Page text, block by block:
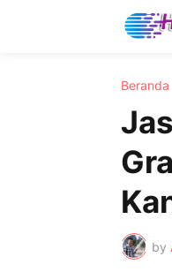
Beranda
by